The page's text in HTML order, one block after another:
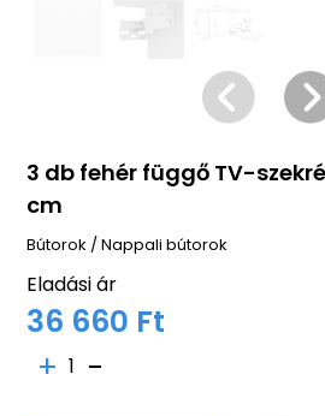
3 db fehér függő TV-
cm
Bútorok /Nappali bútorok
Eladási ár
36 660 Ft
1